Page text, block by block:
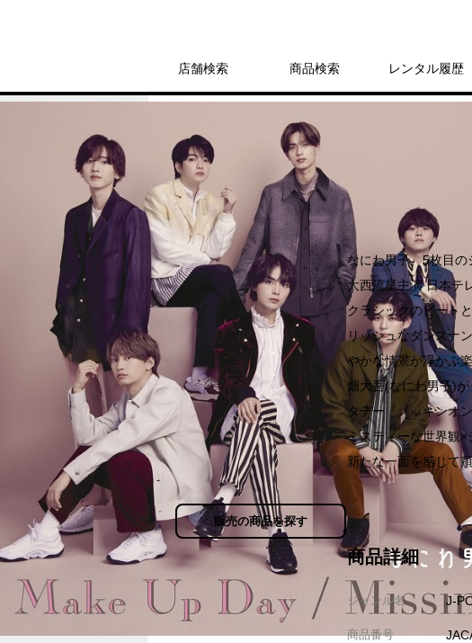
店舗検索 商品検索 レンタル履歴
シングル
Make Up Day/Missing
レンタル開始日：2023年9月30日
販売の商品を探す
なにわ男子、5枚目の
大西流星主演 日本テ
クラシックのビート
リッシュなダンスナ
やかな情景が浮かぶ
畑大吾(なにわ男子)
タデー『ノッキンオ
ミスティーな世界観
新たな一面を感じて
商品詳細
ジャンル名 J-
商品番号